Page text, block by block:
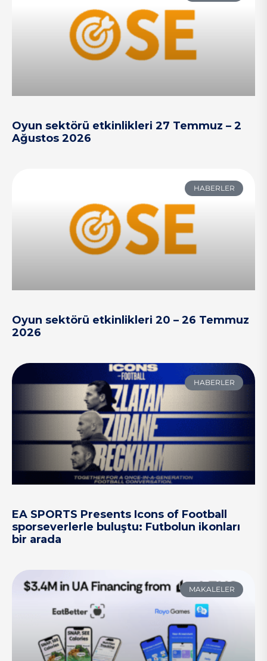
Oyun sektörü etkinlikleri 27 Temmuz – 2
Ağustos 2026
HABERLER
Oyun sektörü etkinlikleri 20 – 26 Temmuz
2026
HABERLER
EA SPORTS Presents Icons of Football
sporseverlerle buluştu: Futbolun ikonları
bir arada
MAKALELER